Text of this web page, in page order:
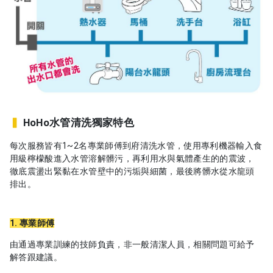
HoHo水管清洗獨家特色
每次服務皆有1~2名專業師傅到府清洗水管，使用專利機器輸入食
用級檸檬酸進入水管溶解髒污，再利用水與氣體產生的的震波，
徹底震盪出緊黏在水管壁中的污垢與細菌，最後將髒水從水龍頭
排出。
1. 專業師傅
由通過專業訓練的技師負責，非一般清潔人員，相關問題可給予
解答跟建議。